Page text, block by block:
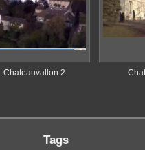
Chateauvallon 2
Tags